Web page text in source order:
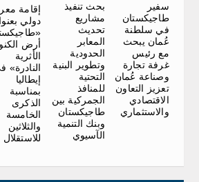
سفير
طاجيكستان
في سلطنة
عُمان يبحث
مع رئيس
غرفة تجارة
وصناعة عُمان
تعزيز التعاون
الاقتصادي
والاستثماري
بحث تنفيذ
مشاريع
تحديث
المعابر
الحدودية
وتطوير البنية
التحتية
للمنافذ
الجمركية بين
طاجيكستان
وبنك التنمية
الآسيوي
إقامة
دولي
أرض
الأثرية
النادرة»
إيطاليا
بمناسبة
الذكرى
الخامسة
والثلاثين
للاستقلال